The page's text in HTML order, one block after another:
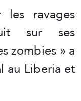
les ravages
sur ses
zombies » a
au Liberia et